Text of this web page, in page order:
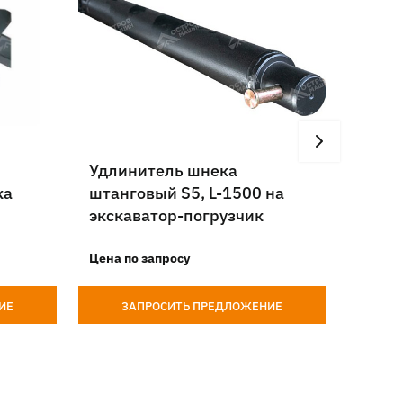
Удлинитель шнека
штанговый S5, L-1500 на
экскаватор-погрузчик
Цена по запросу
ЗАПРОСИТЬ ПРЕДЛОЖЕНИЕ